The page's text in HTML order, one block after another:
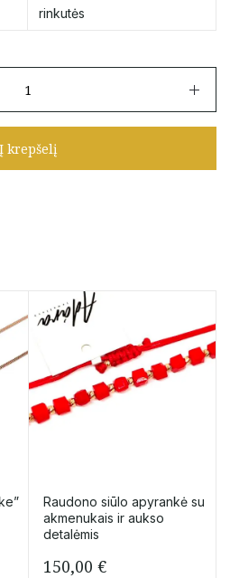
rinkutės
Į krepšelį
Raudono siūlo apyrankė su
akmenukais ir aukso
detalėmis
150,00 €